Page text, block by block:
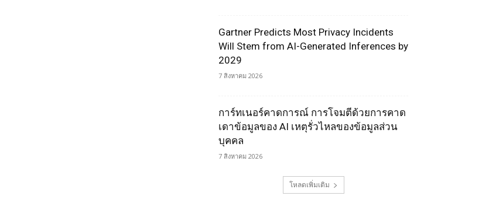
Gartner Predicts Most Privacy Incidents
Will Stem from AI-Generated Inferences by
2029
7 สิงหาคม 2026
การ์ทเนอร์คาดการณ์ การโจมตีด้วยการคาด
เดาข้อมูลของ AI เหตุรั่วไหลของข้อมูลส่วน
บุคคล
7 สิงหาคม 2026
โหลดเพิ่มเติม